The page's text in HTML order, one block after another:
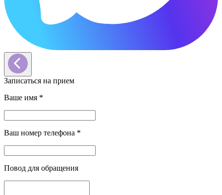
Записаться на прием
Ваше имя *
Ваш номер телефона *
Повод для обращения